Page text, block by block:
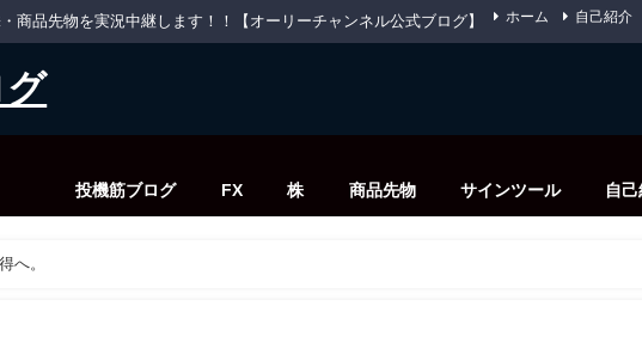
商品先物を実況中継します！！【オーリーチャンネル公式ブログ】 ホーム 自己紹介
グ
投機筋ブログ FX 株 商品先物 サインツール 自
へ。